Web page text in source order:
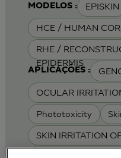
MODELOS : EPISKIN
HCE / HUMAN
RHE /
EPIDERMIS
APLICAÇÕES :
OCULAR
Phototoxicity
SKIN IRRITATION